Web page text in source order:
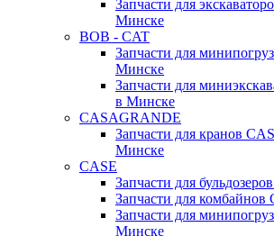
Запчасти для
Минске
BOB - CAT
Запчасти для
Минске
Запчасти для
в Минске
CASAGRANDE
Запчасти для кранов
Минске
CASE
Запчасти для
Запчасти для
Запчасти для
Минске